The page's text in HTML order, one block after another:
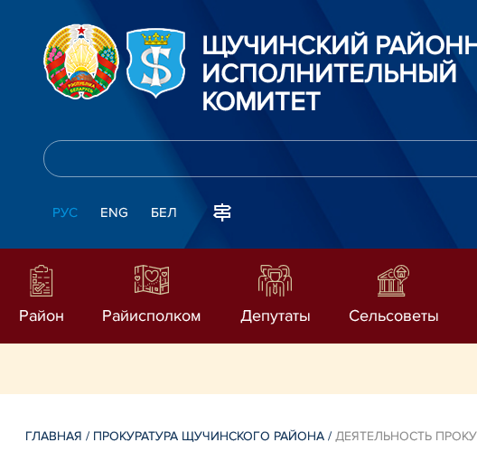
ЩУЧИНСКИЙ
ИСПОЛНИТЕЛЬНЫЙ
КОМИТЕТ
РУС ENG БЕЛ
Район Райисполком Депутаты Сельсоветы
ГЛАВНАЯ / ПРОКУРАТУРА ЩУЧИНСКОГО РАЙОНА /ДЕЯТЕЛЬНОСТЬ